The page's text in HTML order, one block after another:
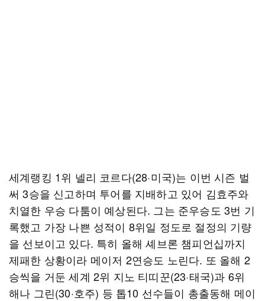
세계랭킹 1위 넬리 코르다(28·미국)는 이번 시즌 벌
써 3승을 신고하며 투어를 지배하고 있어 김효주와
치열한 우승 다툼이 예상된다. 그는 준우승도 3번 기
록했고 가장 나쁜 성적이 8위일 정도로 절정의 기량
을 선보이고 있다. 특히 올해 셰브론 챔피언십까지
제패한 상황이라 메이저 2연승도 노린다. 또 올해 2
승씩을 거둔 세계 2위 지노 티띠꾼(23·태국)과 6위
해나 그린(30·호주) 등 톱10 선수들이 총출동해 메이